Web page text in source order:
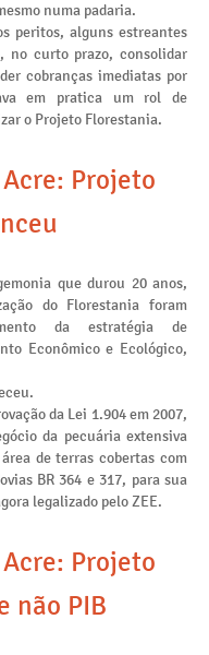
numa padaria.
peritos, alguns estreantes
no curto prazo, consolidar
cobranças imediatas por
em pratica um rol de
o Projeto Florestania.
Projeto
que durou 20 anos,
do Florestania foram
da estratégia de
Econômico e Ecológico,
da Lei 1.904 em 2007,
da pecuária extensiva
de terras cobertas com
BR 364 e 317, para sua
legalizado pelo ZEE.
Projeto
não PIB